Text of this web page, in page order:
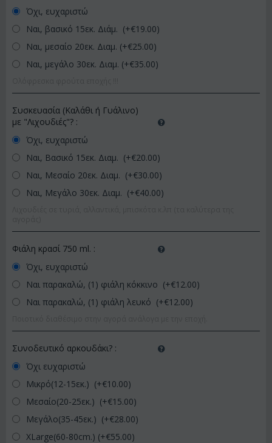
Όχι, ευχαριστώ
Ναι, βασικό 15εκ. Διάμ. (+€19.00)
Ναι, μεσαίο 20εκ. Διαμ. (+€25.00)
Ναι, μεγάλο 30εκ. Διαμ. (+€35.00)
Συσκευασία (Καλάθι ή Γυάλινο)
με "Λιχουδιές"? :
Όχι, ευχαριστώ
Ναι, Βασικό 15εκ. Διαμ. (+€20.00)
Ναι, Μεσαίο 20εκ. Διαμ. (+€30.00)
Ναι, Μεγάλο 30εκ. Διαμ. (+€40.00)
Φιάλη κρασί 750 ml. :
Όχι, ευχαριστώ
Ναι παρακαλώ, (1) φιάλη κόκκινο (+€12.00)
Ναι παρακαλώ, (1) φιάλη λευκό (+€12.00)
Συνοδευτικό αρκουδάκι? :
Όχι ευχαριστώ
Μικρό(12-15εκ.) (+€10.00)
Μεσαίο(20-25εκ.) (+€15.00)
Μεγάλο(35-45εκ.) (+€28.00)
XLarge(60-80cm.) (+€55.00)